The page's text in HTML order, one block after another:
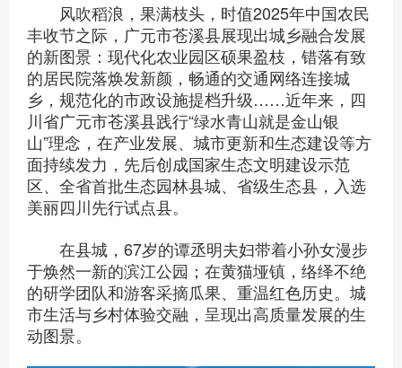
风吹稻浪，果满枝头，时值2025年中国农民
丰收节之际，广元市苍溪县展现出城乡融合发展
的新图景：现代化农业园区硕果盈枝，错落有致
的居民院落焕发新颜，畅通的交通网络连接城
乡，规范化的市政设施提档升级……近年来，四
川省广元市苍溪县践行“绿水青山就是金山银
山”理念，在产业发展、城市更新和生态建设等方
面持续发力，先后创成国家生态文明建设示范
区、全省首批生态园林县城、省级生态县，入选
美丽四川先行试点县。
在县城，67岁的谭丞明夫妇带着小孙女漫步
于焕然一新的滨江公园；在黄猫垭镇，络绎不绝
的研学团队和游客采摘瓜果、重温红色历史。城
市生活与乡村体验交融，呈现出高质量发展的生
动图景。